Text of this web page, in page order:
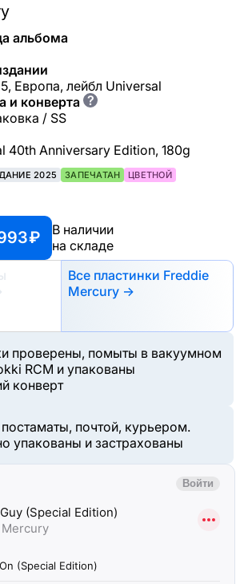
альбома
Европа, лейбл Universal
и конверта ?
/ SS
40th Anniversary Edition, 180g
2025 ЗАПЕЧАТАН
ЦВЕТНОЙ
₽
В наличии
на складе
Все пластинки Freddie
Mercury →
проверены, помыты в вакуумном
RCM и упакованы
конверт
почтой, курьером.
упакованы и застрахованы